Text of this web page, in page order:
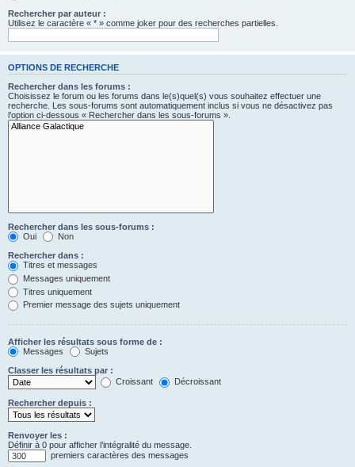
Rechercher par auteur :
Utilisez le caractère « * » comme joker pour des recherches partielles.
OPTIONS DE RECHERCHE
Rechercher dans les forums :
Choisissez le forum ou les forums dans le(s)quel(s) vous souhaitez effectuer une
recherche. Les sous-forums sont automatiquement inclus si vous ne désactivez pas
l’option ci-dessous « Rechercher dans les sous-forums ».
Rechercher dans les sous-forums :
Oui
Non
Rechercher dans :
Titres et messages
Messages uniquement
Titres uniquement
Premier message des sujets uniquement
Afficher les résultats sous forme de :
Messages
Sujets
Classer les résultats par :
Croissant
Décroissant
Rechercher depuis :
Renvoyer les :
Définir à 0 pour afficher l’intégralité du message.
premiers caractères des messages